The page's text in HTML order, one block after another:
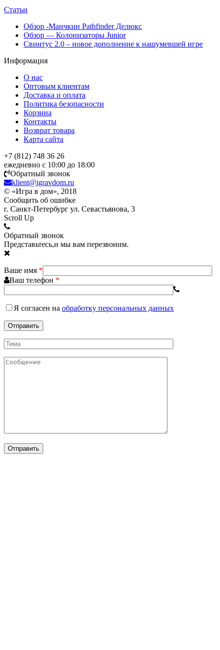
Статьи
Обзор -Манчкин Pathfinder Делюкс
Обзор — Колонизаторы Junior
Свинтус 2.0 – новое дополнение к нашумевшей игре
Информация
О нас
Оптовым клиентам
Доставка и оплата
Политика безопасности
Корзина
Контакты
Возврат товара
Карта сайта
+7 (812) 748 36 26
ежедневно с 10:00 до 18:00
Обратный звонок
klient@igravdom.ru
© «Игра в дом», 2018
Сообщить об ошибке
г. Санкт-Петербург ул. Севастьянова, 3
Scroll Up
Обратный звонок
Представьтесь,и мы вам перезвоним.
Ваше имя *
Ваш телефон *
Я согласен на обработку персональных данных